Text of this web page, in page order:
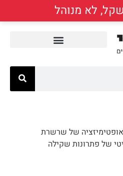
לא מנוהל
של שרשרת
של פתרונות שקילה